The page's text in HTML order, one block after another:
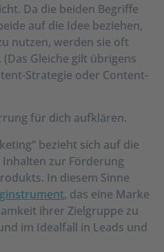
Da die beiden Begriffe
auf die Idee beziehen,
nutzen, werden sie oft
Gleiche gilt übrigens
Strategie oder Content-
für dich aufklären.
bezieht sich auf die
zur Förderung
In diesem Sinne
, das eine Marke
ihrer Zielgruppe zu
im Idealfall in Leads und